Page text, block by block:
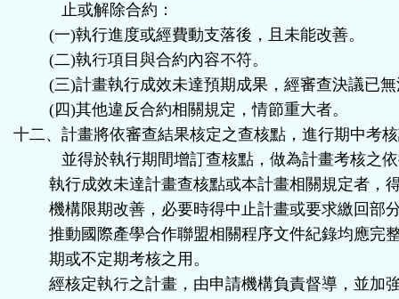
止或解除合約：
(一)執行進度或經費動支落後，且未能改善。
(二)執行項目與合約內容不符。
(三)計畫執行成效未達預期成果，經審查決議已
(四)其他違反合約相關規定，情節重大者。
十二、計畫將依審查結果核定之查核點，進行期中考
並得於執行期間增訂查核點，做為計畫考核之
執行成效未達計畫查核點或本計畫相關規定者，
機構限期改善，必要時得中止計畫或要求繳回部
推動國際產學合作聯盟相關程序文件紀錄均應完
期或不定期考核之用。
經核定執行之計畫，由申請機構負責督導，並加